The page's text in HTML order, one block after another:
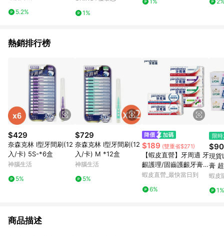
5.2%
1%
熱銷排行榜
$429
奈森克林 I型牙間刷(12
入/卡) 5S-*6盒
神腦生活
5%
$729
奈森克林 I型牙間刷(12
入/卡) M *12盒
神腦生活
5%
$189 (雙重省$271)
【蝦皮直營】牙周適 牙
齦護理/固齒護齦牙膏 1
入/3入組 草本修護 深
蝦皮直營_最快當日到
6%
限
$90
現貨
膏 超
氣
蝦皮
1%
商品描述